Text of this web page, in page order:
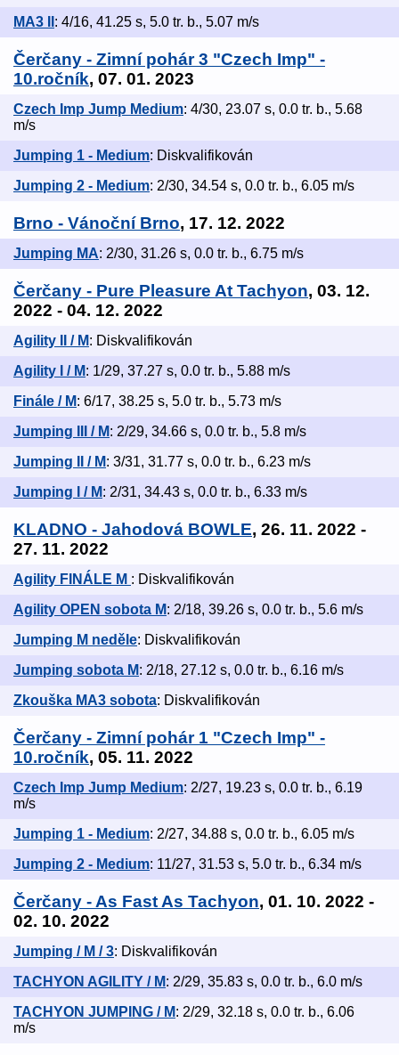
MA3 II : 4/16, 41.25 s, 5.0 tr. b., 5.07 m/s
Čerčany - Zimní pohár 3 "Czech Imp" -
10.ročník, 07. 01. 2023
Czech Imp Jump Medium: 4/30, 23.07 s, 0.0 tr. b., 5.68
m/s
Jumping 1 - Medium: Diskvalifikován
Jumping 2 - Medium: 2/30, 34.54 s, 0.0 tr. b., 6.05 m/s
Brno - Vánoční Brno, 17. 12. 2022
Jumping MA: 2/30, 31.26 s, 0.0 tr. b., 6.75 m/s
Čerčany - Pure Pleasure At Tachyon, 03. 12.
2022 - 04. 12. 2022
Agility II / M: Diskvalifikován
Agility I / M: 1/29, 37.27 s, 0.0 tr. b., 5.88 m/s
Finále / M: 6/17, 38.25 s, 5.0 tr. b., 5.73 m/s
Jumping III / M: 2/29, 34.66 s, 0.0 tr. b., 5.8 m/s
Jumping II / M: 3/31, 31.77 s, 0.0 tr. b., 6.23 m/s
Jumping I / M: 2/31, 34.43 s, 0.0 tr. b., 6.33 m/s
KLADNO - Jahodová BOWLE, 26. 11. 2022 -
27. 11. 2022
Agility FINÁLE M : Diskvalifikován
Agility OPEN sobota M: 2/18, 39.26 s, 0.0 tr. b., 5.6 m/s
Jumping M neděle: Diskvalifikován
Jumping sobota M: 2/18, 27.12 s, 0.0 tr. b., 6.16 m/s
Zkouška MA3 sobota: Diskvalifikován
Čerčany - Zimní pohár 1 "Czech Imp" -
10.ročník, 05. 11. 2022
Czech Imp Jump Medium: 2/27, 19.23 s, 0.0 tr. b., 6.19
m/s
Jumping 1 - Medium: 2/27, 34.88 s, 0.0 tr. b., 6.05 m/s
Jumping 2 - Medium: 11/27, 31.53 s, 5.0 tr. b., 6.34 m/s
Čerčany - As Fast As Tachyon, 01. 10. 2022 -
02. 10. 2022
Jumping / M / 3: Diskvalifikován
TACHYON AGILITY / M: 2/29, 35.83 s, 0.0 tr. b., 6.0 m/s
TACHYON JUMPING / M: 2/29, 32.18 s, 0.0 tr. b., 6.06
m/s